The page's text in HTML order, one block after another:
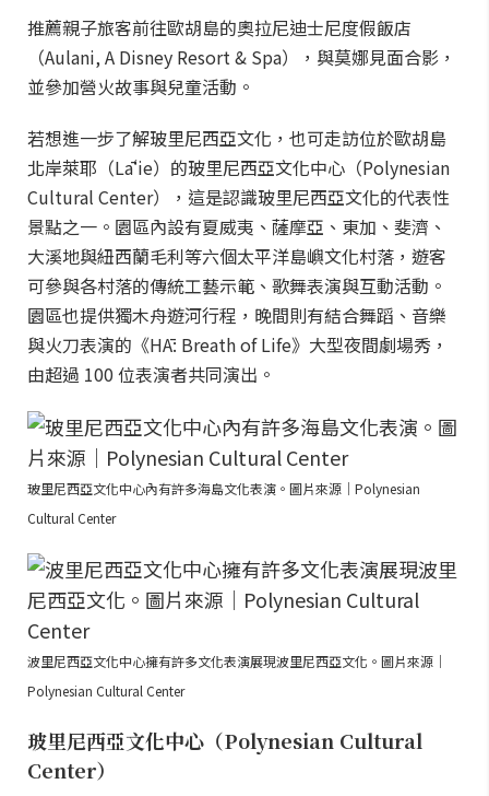
推薦親子旅客前往歐胡島的奧拉尼迪士尼度假飯店
（Aulani, A Disney Resort & Spa），與莫娜見面合影，
並參加營火故事與兒童活動。
若想進一步了解玻里尼西亞文化，也可走訪位於歐胡島
北岸萊耶（Lāʻie）的玻里尼西亞文化中心（Polynesian
Cultural Center），這是認識玻里尼西亞文化的代表性
景點之一。園區內設有夏威夷、薩摩亞、東加、斐濟、
大溪地與紐西蘭毛利等六個太平洋島嶼文化村落，遊客
可參與各村落的傳統工藝示範、歌舞表演與互動活動。
園區也提供獨木舟遊河行程，晚間則有結合舞蹈、音樂
與火刀表演的《HĀ: Breath of Life》大型夜間劇場秀，
由超過 100 位表演者共同演出。
玻里尼西亞文化中心內有許多海島文化表演。圖片來源｜Polynesian
Cultural Center
波里尼西亞文化中心擁有許多文化表演展現波里尼西亞文化。圖片來源｜
Polynesian Cultural Center
玻里尼西亞文化中心（Polynesian Cultural
Center）